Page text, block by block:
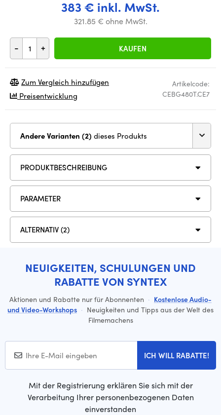
383 € inkl. MwSt.
321.85 € ohne MwSt.
- + KAUFEN
Artikelcode:
CEBG480T.CE7
Zum Vergleich hinzufügen
Preisentwicklung
Andere Varianten (2) dieses Produkts
PRODUKTBESCHREIBUNG
PARAMETER
ALTERNATIV (2)
NEUIGKEITEN, SCHULUNGEN UND
RABATTE VON SYNTEX
Aktionen und Rabatte nur für Abonnenten · Kostenlose Audio-
und Video-Workshops · Neuigkeiten und Tipps aus der Welt des
Filmemachens
ICH WILL RABATTE!
Mit der Registrierung erklären Sie sich mit der
Verarbeitung Ihrer personenbezogenen Daten
einverstanden